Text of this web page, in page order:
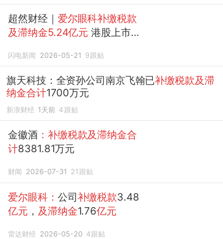
超然财经｜ 爱尔眼科补缴税款
及滞纳金5.24亿元 港股上市进
闪电新闻 2026-05-21 9跟贴
旗天科技：全资孙公司南京飞翰已补缴税款及滞
纳金合计1700万元
新浪财经 1天前 4 跟贴
金徽酒 ：补缴税款及滞纳金合
计8381.81万元
财闻 2026-07-31 21 跟贴
爱尔眼科： 公司补缴税款3.48
亿元 ， 及滞纳金1.76亿元
雷达财经 2026-05-20 4跟贴